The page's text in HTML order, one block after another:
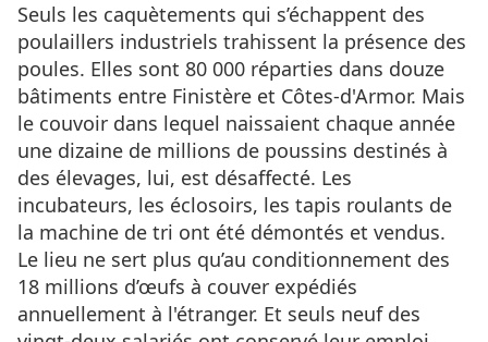
Seuls les caquètements qui s’échappent des
poulaillers industriels trahissent la présence des
poules. Elles sont 80 000 réparties dans douze
bâtiments entre Finistère et Côtes-d'Armor. Mais
le couvoir dans lequel naissaient chaque année
une dizaine de millions de poussins destinés à
des élevages, lui, est désaffecté. Les
incubateurs, les éclosoirs, les tapis roulants de
la machine de tri ont été démontés et vendus.
Le lieu ne sert plus qu’au conditionnement des
18 millions d’œufs à couver expédiés
annuellement à l'étranger. Et seuls neuf des